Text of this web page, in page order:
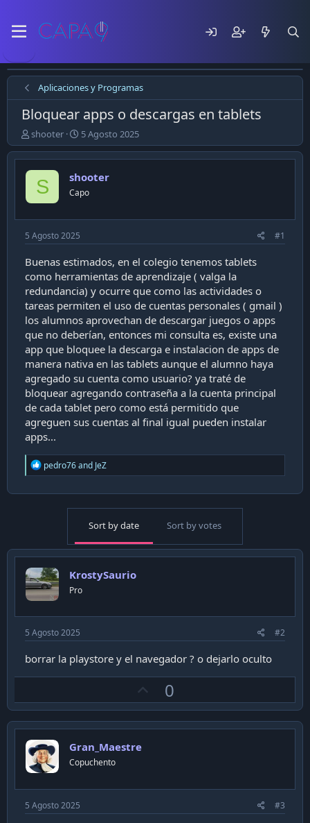
Aplicaciones y Programas
Bloquear apps o descargas en tablets
E
m
p
e
l
t
e
m
shooter
F
e
c
a
d
p
b
l
c
a
c
i
ó
n
5 Agosto 2025
S shooter
Capo
5 Agosto 2025 #1
Buenas estimados, en el colegio tenemos tablets
como herramientas de aprendizaje ( valga la
redundancia) y ocurre que como las actividades o
tareas permiten el uso de cuentas personales ( gmail )
los alumnos aprovechan de descargar juegos o apps
que no deberían, entonces mi consulta es, existe una
app que bloquee la descarga e instalacion de apps de
manera nativa en las tablets aunque el alumno haya
agregado su cuenta como usuario? ya traté de
bloquear agregando contraseña a la cuenta principal
de cada tablet pero como está permitido que
agreguen sus cuentas al final igual pueden instalar
apps...
R
e
c
s
pedro76and JeZ
Sort by date Sort by votes
KrostySaurio
Pro
5 Agosto 2025 #2
borrar la playstore y el navegador ? o dejarlo oculto
p
v
0
Gran_Maestre
Copuchento
5 Agosto 2025 #3